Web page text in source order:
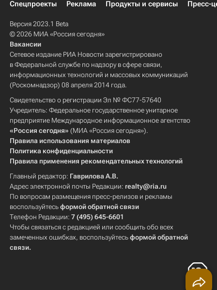
Спецпроекты
Реклама Продукты и сервисы Пресс-
Версия 2023.1 Beta
© 2026 МИА «Россия сегодня»
Вакансии
Сетевое издание РИА Новости зарегистрировано
в Федеральной службе по надзору в сфере связи,
информационных технологий и массовых коммуникаций
(Роскомнадзор) 08 апреля 2014 года.
Свидетельство о регистрации Эл № ФС77-57640
Учредитель: Федеральное государственное унитарное
предприятие Международное информационное агентство
«Россия сегодня» (МИА «Россия сегодня»).
Правила использования материалов
Политика конфиденциальности
Правила применения рекомендательных технологий
Главный редактор: Гаврилова А.В.
Адрес электронной почты Редакции: realty@ria.ru
По вопросам размещения пресс-релизов и рекламы
воспользуйтесьформой обратной связи
Телефон Редакции: 7 (495) 645-6601
Чтобы связаться с редакцией или сообщить обо всех
замеченных ошибках, воспользуйтесьформой обратной
связи.